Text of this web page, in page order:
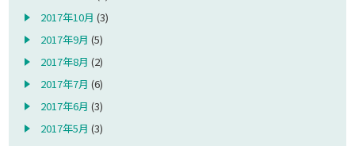
2017年10月 (3)
2017年9月 (5)
2017年8月 (2)
2017年7月 (6)
2017年6月 (3)
2017年5月 (3)